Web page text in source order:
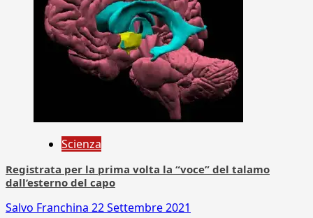
Scienza
Registrata per la prima volta la “voce” del talamo
dall’esterno del capo
Salvo Franchina 22 Settembre 2021